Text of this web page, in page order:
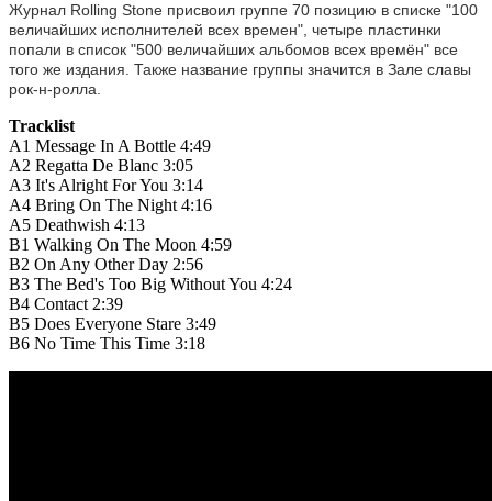
Журнал Rolling Stone присвоил группе 70 позицию в списке "100
величайших исполнителей всех времен", четыре пластинки
попали в список "500 величайших альбомов всех времён" все
того же издания. Также название группы значится в Зале славы
рок-н-ролла.
Tracklist
A1 Message In A Bottle 4:49
A2 Regatta De Blanc 3:05
A3 It's Alright For You 3:14
A4 Bring On The Night 4:16
A5 Deathwish 4:13
B1 Walking On The Moon 4:59
B2 On Any Other Day 2:56
B3 The Bed's Too Big Without You 4:24
B4 Contact 2:39
B5 Does Everyone Stare 3:49
B6 No Time This Time 3:18